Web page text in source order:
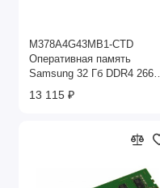
M378A4G43MB1-CTD
Оперативная память
Samsung 32 Гб DDR4 2666
МГц
13 115 ₽